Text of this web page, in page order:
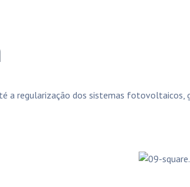
a regularização dos sistemas